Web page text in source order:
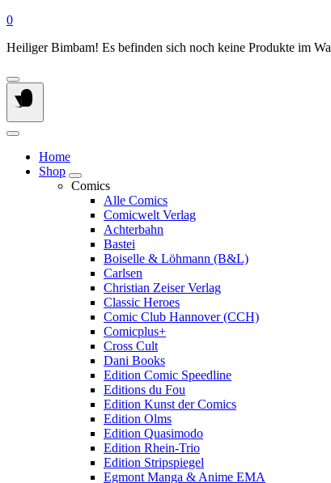
0
Heiliger Bimbam! Es befinden sich noch keine Produkte im
Home
Shop
Comics
Alle Comics
Comicwelt Verlag
Achterbahn
Bastei
Boiselle & Löhmann (B&L)
Carlsen
Christian Zeiser Verlag
Classic Heroes
Comic Club Hannover (CCH)
Comicplus+
Cross Cult
Dani Books
Edition Comic Speedline
Editions du Fou
Edition Kunst der Comics
Edition Olms
Edition Quasimodo
Edition Rhein-Trio
Edition Stripspiegel
Egmont Manga & Anime EMA